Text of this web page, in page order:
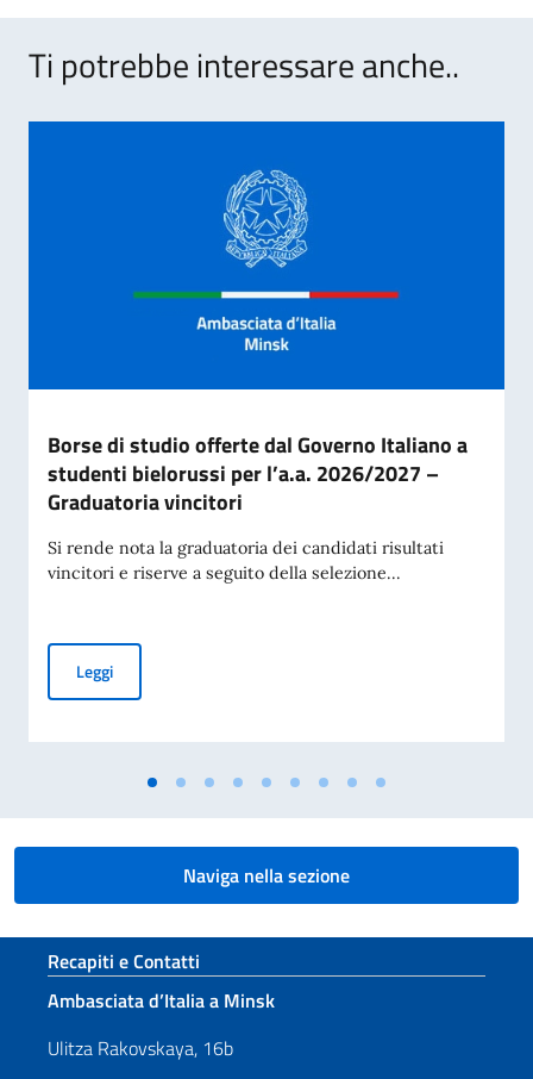
Ti potrebbe interessare anche..
Borse di studio offerte dal Governo Italiano a
studenti bielorussi per l’a.a. 2026/2027 –
Graduatoria vincitori
Si rende nota la graduatoria dei candidati risultati
vincitori e riserve a seguito della selezione...
LeggiBorse di studio offerte dal Governo Italiano a studenti
Naviga nella sezione
Sezione footer
Recapiti e Contatti
Ambasciata d’Italia a Minsk
Ulitza Rakovskaya, 16b